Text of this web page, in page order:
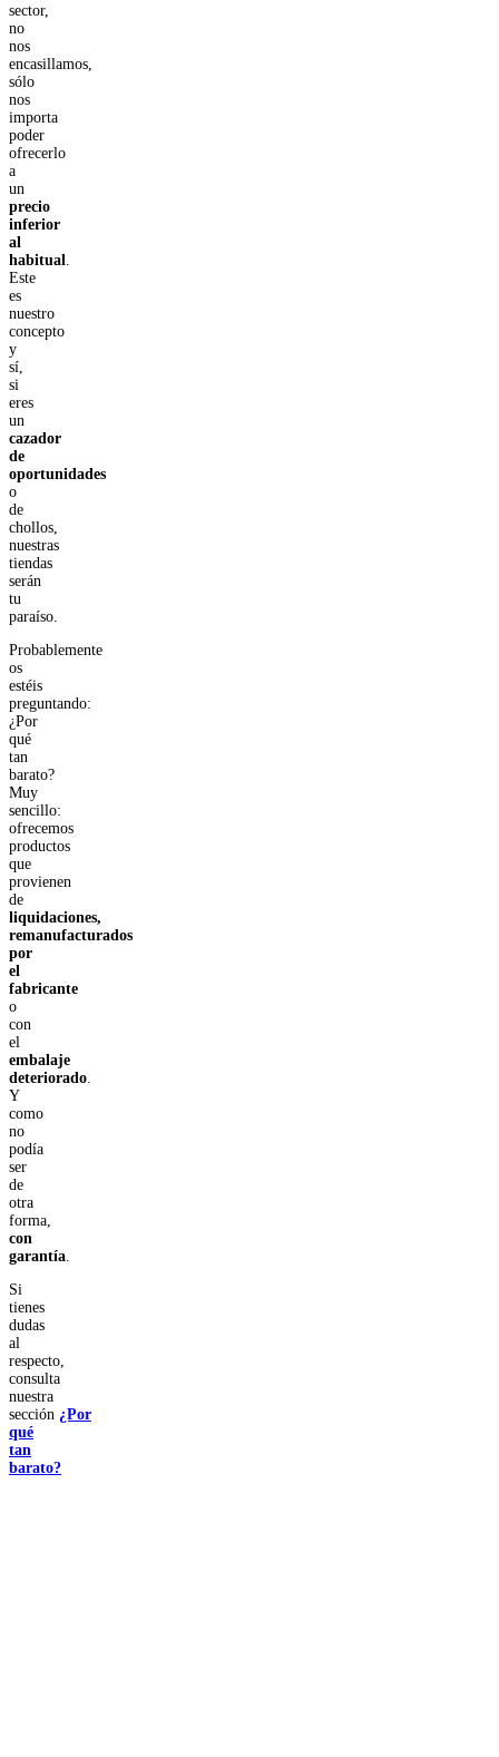
sector,
no
nos
encasillamos,
sólo
nos
importa
poder
ofrecerlo
a
un
precio
inferior
al
habitual
Este
es
nuestro
concepto
y
sí,
si
eres
un
cazador
de
oportunidades
o
de
chollos,
nuestras
tiendas
serán
tu
paraíso.
Probablemente
os
estéis
preguntando:
¿Por
qué
tan
barato?
Muy
sencillo:
ofrecemos
productos
que
provienen
de
liquidaciones,
remanufacturados
por
el
fabricante
o
con
el
embalaje
deteriorado
Y
como
no
podía
ser
de
otra
forma,
con
garantía
Si
tienes
dudas
al
respecto,
consulta
nuestra
sección ¿Por
qué
tan
barato?